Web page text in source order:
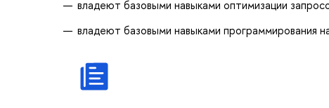
владеют базовыми навыками оптимизации
владеют базовыми навыками программирования